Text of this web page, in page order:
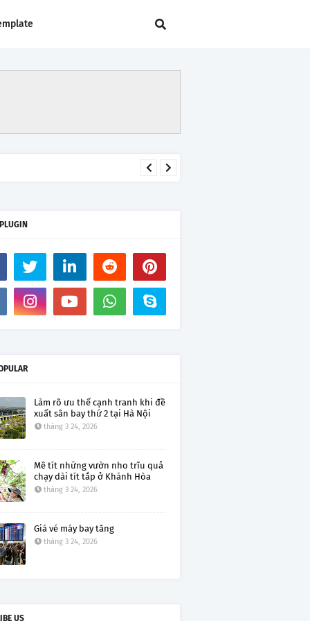
Làm rõ ưu thế cạnh tranh khi đề
xuất sân bay thứ 2 tại Hà Nội
tháng 3 24, 2026
Mê tít những vườn nho trĩu quả
chạy dài tít tắp ở Khánh Hòa
tháng 3 24, 2026
Giá vé máy bay tăng
tháng 3 24, 2026
US